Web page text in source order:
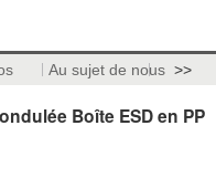
Au sujet de nous >>
Boîte ESD en PP